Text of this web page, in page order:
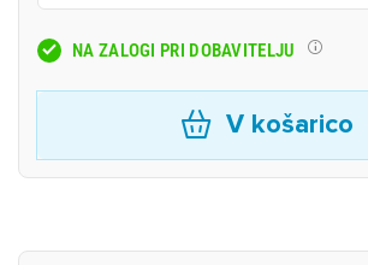
NA ZALOGI PRI DOBAVITELJU
V košarico